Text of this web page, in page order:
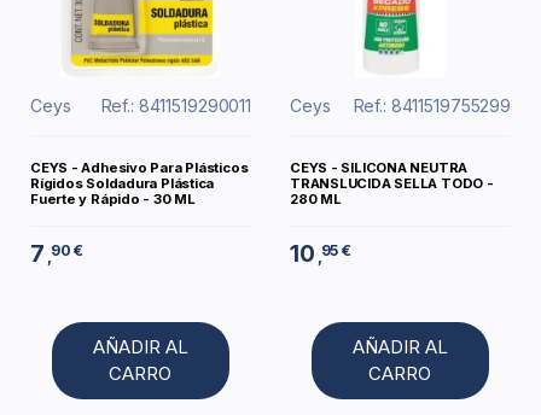
Ceys Ref.: 8411519290011
CEYS - Adhesivo Para Plásticos
Rígidos Soldadura Plástica
Fuerte y Rápido - 30 ML
7 ,90 €
AÑADIR AL
CARRO
Ceys Ref.: 8411519755299
CEYS - SILICONA NEUTRA
TRANSLUCIDA SELLA TODO -
280 ML
10 ,95 €
AÑADIR AL
CARRO